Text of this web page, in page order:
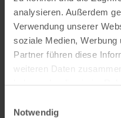
analysieren. Außerdem
Verwendung unserer
soziale Medien, Werbung
Partner führen diese
weiteren Daten
Notwendig
Weitere